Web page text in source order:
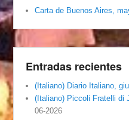
Carta de Buenos Aires,
Entradas recientes
(Italiano) Diario Italiano,
(Italiano) Piccoli Fratelli di
06-2026